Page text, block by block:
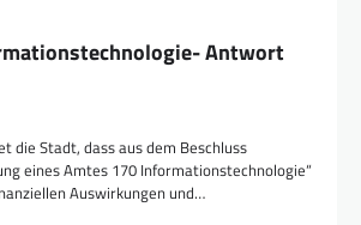
Antwort
die Stadt, dass aus dem Beschluss
eines Amtes 170 Informationstechnologie“
Auswirkungen und…